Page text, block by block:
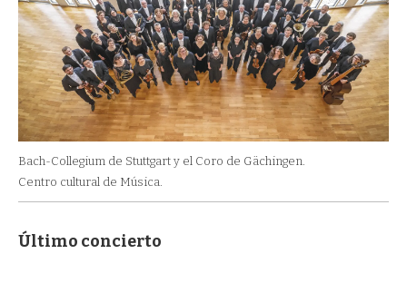
Bach-Collegium de Stuttgart y el Coro de Gächingen.
Centro cultural de Música.
Último concierto